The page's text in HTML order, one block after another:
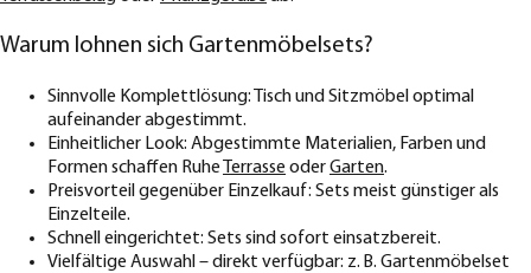
Warum lohnen sich Gartenmöbelsets?
Sinnvolle Komplettlösung: Tisch und Sitzmöbel optimal
aufeinander abgestimmt.
Einheitlicher Look: Abgestimmte Materialien, Farben und
Formen schaffen Ruhe
Terrasse oderGarten.
Preisvorteil gegenüber Einzelkauf: Sets meist günstiger als
Einzelteile.
Schnell eingerichtet: Sets sind sofort einsatzbereit.
Vielfältige Auswahl – direkt verfügbar: z. B. Gartenmöbelset